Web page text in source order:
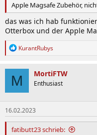
Apple Magsafe Zubehör,
das was ich hab
Otterbox und der Apple
R
k
t
o
n
e
n
:
KurantRubys
M MortiFTW
Enthusiast
16.02.2023
fatibutt23 schrieb: